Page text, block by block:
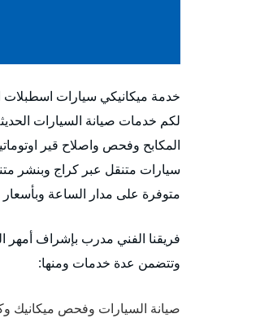
خدمة ميكانيكي سيارات اسطبلات
لكم خدمات صيانة السيارات
سيارات متنقل عبر كراج وبنشر
متوفرة على مدار الساعة
فريقنا الفني مدرب بإشراف أمهر
وتتضمن عدة خدمات ومنها:
صيانة السيارات وفحص ميكانيك